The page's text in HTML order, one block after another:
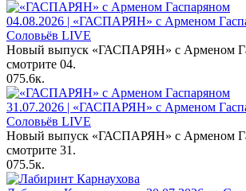
04.08.2026 | «ГАСПАРЯН» с Арменом
Соловьёв LIVE
Новый выпуск «ГАСПАРЯН» с Арменом
смотрите 04.
075.6к.
31.07.2026 | «ГАСПАРЯН» с Арменом
Соловьёв LIVE
Новый выпуск «ГАСПАРЯН» с Арменом
смотрите 31.
075.5к.